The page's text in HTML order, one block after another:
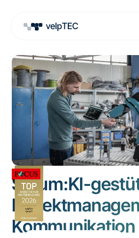
Scrum:KI-
Kommunikation